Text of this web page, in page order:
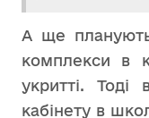
А ще планують
комплекси в
укритті. Тоді
кабінету в